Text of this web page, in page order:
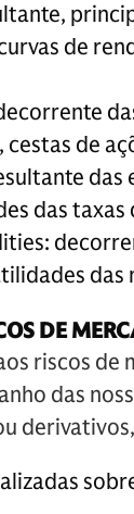
de
de
das
das taxas
das
DE
riscos
das